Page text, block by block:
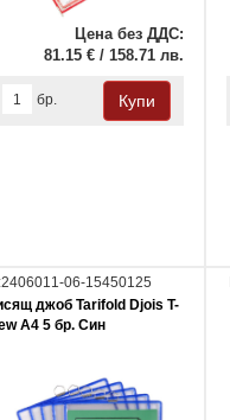
Цена без ДДС:
81.15 € / 158.71 лв.
бр.
06-15450125
джоб Tarifold Djois T-
A4 5 бр. Син